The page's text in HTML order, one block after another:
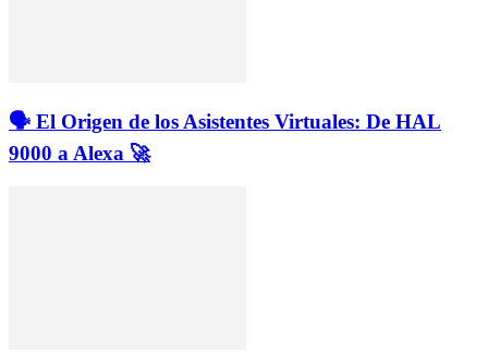
🗣️ El Origen de los Asistentes Virtuales: De HAL
9000 a Alexa 🚀